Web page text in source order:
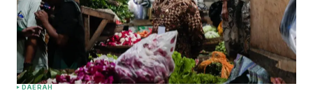
DAERAH